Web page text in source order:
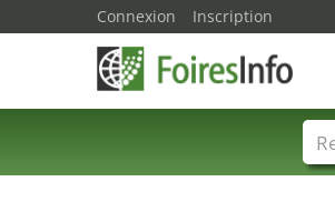
Connexion Inscription